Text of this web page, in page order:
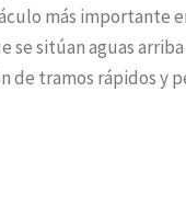
más
se sitúan aguas
tramos rápidos y